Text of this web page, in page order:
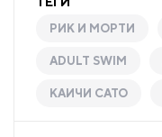
РИК И МОРТИ
ADULT SWIM
КАИЧИ САТО